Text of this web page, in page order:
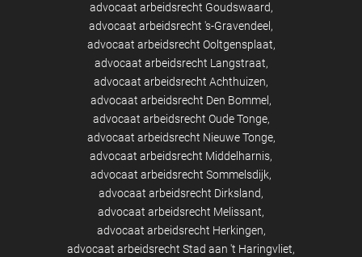
advocaat arbeidsrecht Goudswaard
advocaat arbeidsrecht 's-Gravendeel
advocaat arbeidsrecht Ooltgensplaat
advocaat arbeidsrecht Langstraat
advocaat arbeidsrecht Achthuizen
advocaat arbeidsrecht Den Bommel
advocaat arbeidsrecht Oude Tonge
advocaat arbeidsrecht Nieuwe Tonge
advocaat arbeidsrecht Middelharnis
advocaat arbeidsrecht Sommelsdijk
advocaat arbeidsrecht Dirksland
advocaat arbeidsrecht Melissant
advocaat arbeidsrecht Herkingen
advocaat arbeidsrecht Stad aan 't Haringvliet